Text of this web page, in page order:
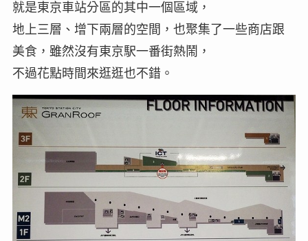
就是東京車站分區的其中一個區域，
地上三層、增下兩層的空間，也聚集了一些商店跟
美食，雖然沒有東京駅一番街熱鬧，
不過花點時間來逛逛也不錯。